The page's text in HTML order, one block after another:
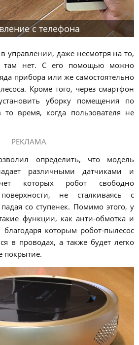
с телефона
управлении, даже несмотря на то,
там нет. С его помощью можно
прибора или же самостоятельно
Кроме того, через смартфон
уборку помещения по
время, когда пользователя не
РЕКЛАМА
определить, что модель
различными датчиками и
которых робот свободно
не сталкиваясь с
со ступенек. Помимо этого, у
функции, как анти-обмотка и
благодаря которым робот-пылесос
в проводах, а также будет легко
покрытие.